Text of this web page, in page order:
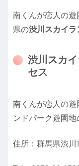
南くんが恋人の
県の渋川スカイラ
渋川スカ
セス
南くんが恋人の遊
ンドパーク遊園地
住所：群馬県渋